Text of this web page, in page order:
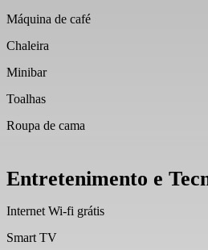
Máquina de café
Chaleira
Minibar
Toalhas
Roupa de cama
Entretenimento e
Internet Wi‐fi grátis
Smart TV